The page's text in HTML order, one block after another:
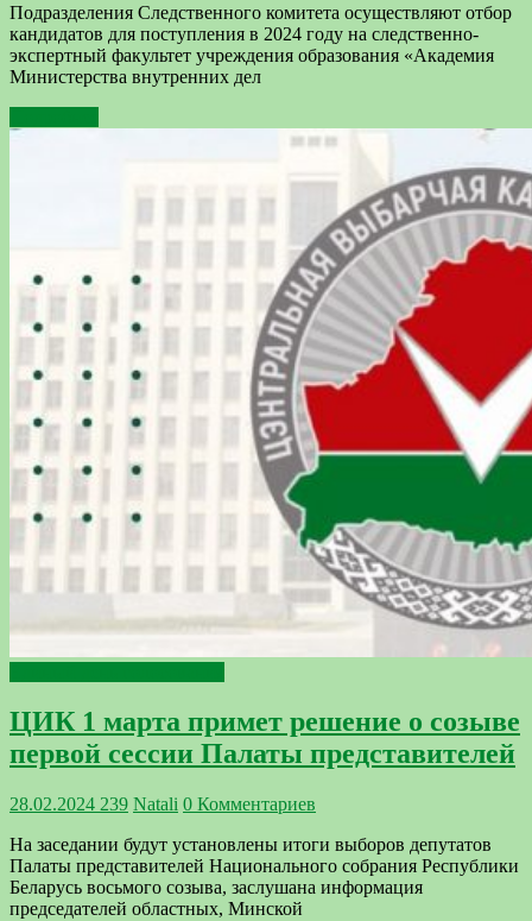
Подразделения Следственного комитета осуществляют отбор
кандидатов для поступления в 2024 году на следственно-
экспертный факультет учреждения образования «Академия
Министерства внутренних дел
ЦИК 1 марта примет решение о созыве
первой сессии Палаты представителей
28.02.2024 239 Natali 0 Комментариев
На заседании будут установлены итоги выборов депутатов
Палаты представителей Национального собрания Республики
Беларусь восьмого созыва, заслушана информация
председателей областных, Минской